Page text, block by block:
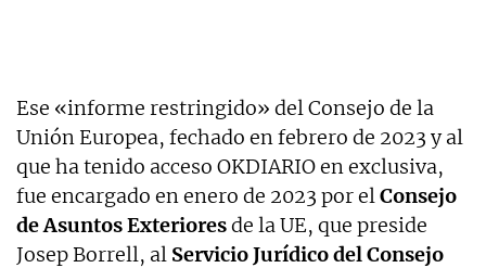
Ese «informe restringido» del Consejo de la
Unión Europea, fechado en febrero de 2023 y al
que ha tenido acceso OKDIARIO en exclusiva,
fue encargado en enero de 2023 por elConsejo
de Asuntos Exterioresde la UE, que preside
Josep Borrell, al Servicio Jurídico del Consejo